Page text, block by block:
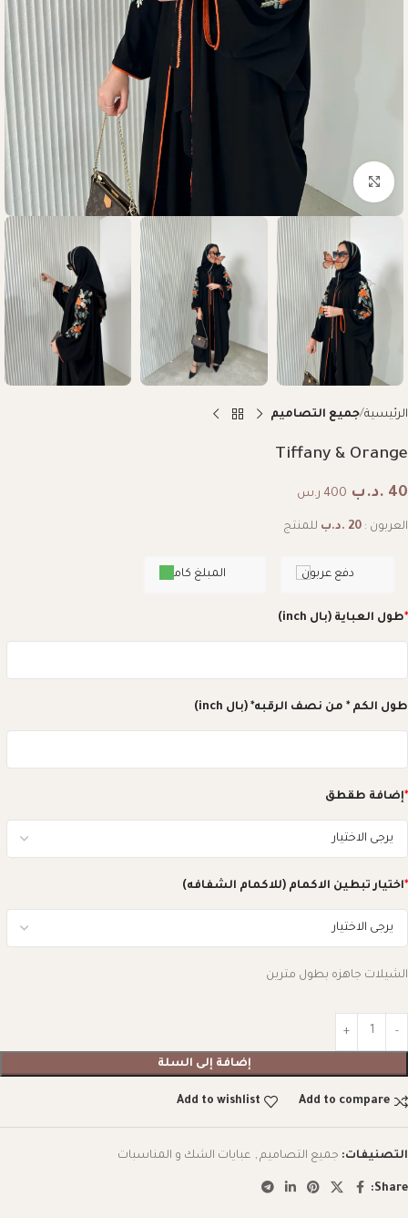
Click to enlarge
الرئيسية جميع التصاميم
Tiffany & Orange
40 .د.ب 400 ر.س
العربون : 20 .د.ب للمنتج
المبلغ كامل دفع عربون
*طول العباية (بال inch)
طول الكم * من نصف الرقبه* (بال inch)
*إضافة طقطق
*اختيار تبطين الاكمام (للاكمام الشفافه)
الشيلات جاهزه بطول مترين
إضافة إلى السلة
Add to compare
Add to wishlist
التصنيفات: جميع التصاميم , عبايات الشك و المناسبات
Share: